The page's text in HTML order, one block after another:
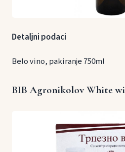
Detaljni podaci
Belo vino, pakiranje 750ml
BIB Agronikolov White